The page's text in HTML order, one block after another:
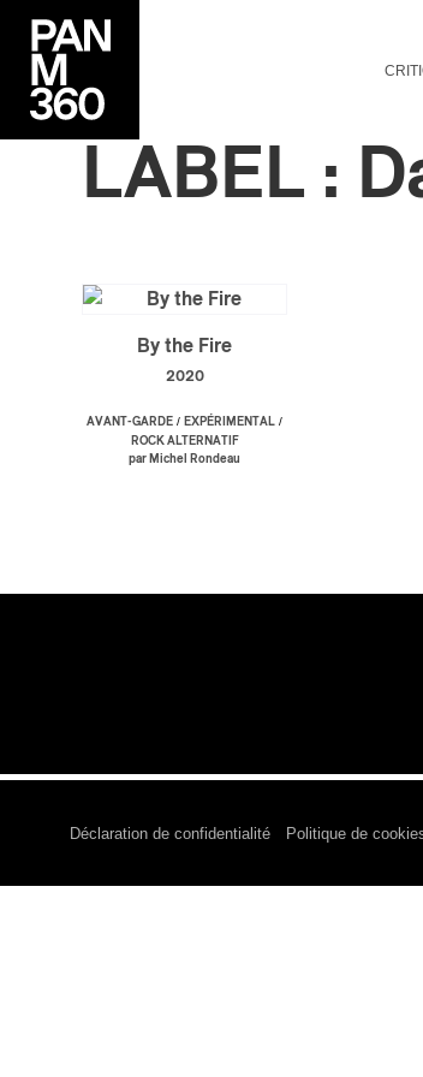
LABEL :
By the Fire
2020
AVANT-GARDE / EXPÉRIMENTAL /
ROCK ALTERNATIF
par Michel Rondeau
Déclaration de confidentialité Politique de